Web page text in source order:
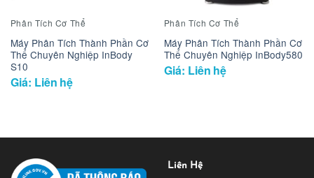
Phân Tích Cơ Thể
Máy Phân Tích Thành Phần Cơ
Thể Chuyên Nghiệp InBody
S10
Giá: Liên hệ
Phân Tích Cơ Thể
Máy Phân Tích Thành Phần Cơ
Thể Chuyên Nghiệp InBody580
Giá: Liên hệ
Liên Hệ